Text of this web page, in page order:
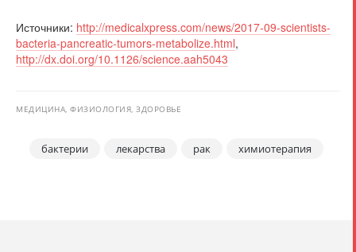
Источники: http://medicalxpress.com/news/2017-09-scientists-
bacteria-pancreatic-tumors-metabolize.html,
http://dx.doi.org/10.1126/science.aah5043
МЕДИЦИНА, ФИЗИОЛОГИЯ, ЗДОРОВЬЕ
бактерии лекарства рак химиотерапия